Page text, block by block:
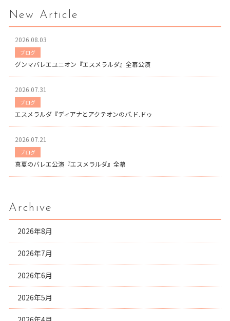
New Article
2026.08.03
ブログ
グンマバレエユニオン『エスメラルダ』全幕公演
2026.07.31
ブログ
エスメラルダ『ディアナとアクテオンのパ.ド.ドゥ
2026.07.21
ブログ
真夏のバレエ公演『エスメラルダ』全幕
Archive
2026年8月
2026年7月
2026年6月
2026年5月